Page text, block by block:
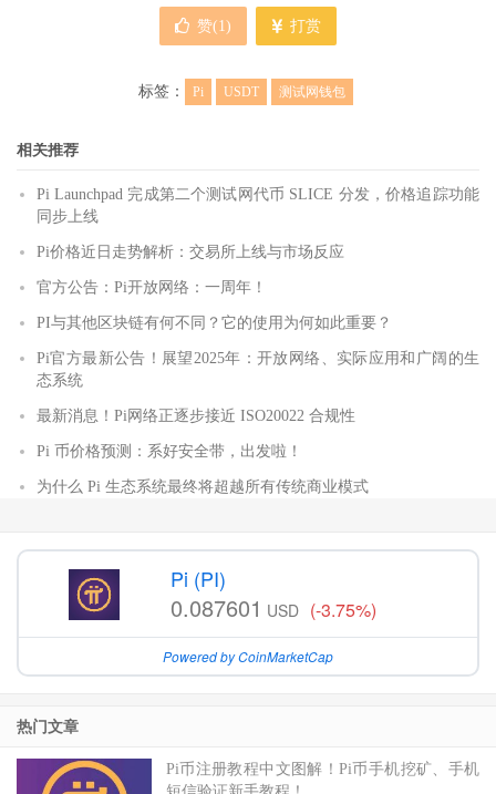
赞(1) 打赏
标签： Pi USDT 测试网钱包
相关推荐
Pi Launchpad 完成第二个测试网代币 SLICE 分发，价格追踪功能
同步上线
Pi价格近日走势解析：交易所上线与市场反应
官方公告：Pi开放网络：一周年！
PI与其他区块链有何不同？它的使用为何如此重要？
Pi官方最新公告！展望2025年：开放网络、实际应用和广阔的生
态系统
最新消息！Pi网络正逐步接近 ISO20022 合规性
Pi 币价格预测：系好安全带，出发啦！
为什么 Pi 生态系统最终将超越所有传统商业模式
Pi (PI)
0.087601 USD (-3.75%)
Powered by CoinMarketCap
热门文章
Pi币注册教程中文图解！Pi币手机挖矿、手机